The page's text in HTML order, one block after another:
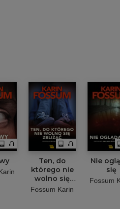
Ten, do
którego nie
wolno się
zbliżać
Fossum Karin
Nie
się
Fossum